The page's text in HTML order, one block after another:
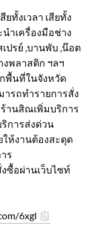
ทั้งเวลา เสียทั้ง
ำเครื่องมือช่าง
ปรย์ ,บานพับ ,น๊อต
งพลาสติก ฯลฯ
พื้นที่ในจังหวัด
ารถทำรายการสั่ง
านสิณเพิ่มบริการ
การส่งด่วน
ห้งานต้องสะดุด
ร
ซื้อผ่านเว็บไซท์
6xgl